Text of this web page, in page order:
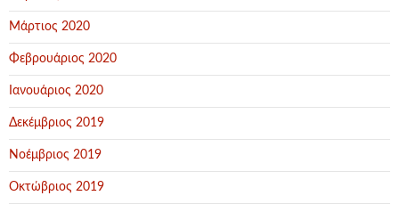
Μάρτιος 2020
Φεβρουάριος 2020
Ιανουάριος 2020
Δεκέμβριος 2019
Νοέμβριος 2019
Οκτώβριος 2019